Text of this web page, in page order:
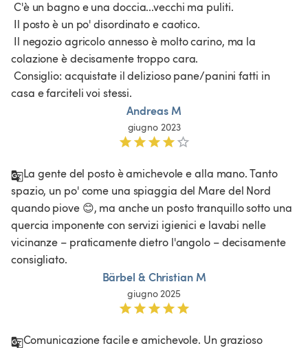
colazione è decisamente troppo cara.
Andreas M
giugno 2023
La gente del posto è amichevole e alla mano. Tanto
spazio, un po' come una spiaggia del Mare del Nord
quando piove 😊, ma anche un posto tranquillo sotto una
quercia imponente con servizi igienici e lavabi nelle
vicinanze – praticamente dietro l'angolo – decisamente
consigliato.
Bärbel & Christian M
giugno 2025
Comunicazione facile e amichevole. Un grazioso